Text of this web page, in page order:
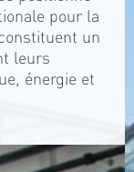
pour la
un
leurs
énergie et